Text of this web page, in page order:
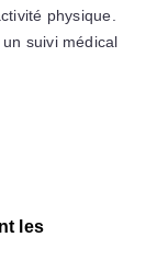
physique.
suivi médical
les